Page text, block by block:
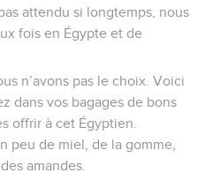
attendu si longtemps, nous
fois en Égypte et de
n’avons pas le choix. Voici
dans vos bagages de bons
offrir à cet Égyptien.
peu de miel, de la gomme,
amandes.